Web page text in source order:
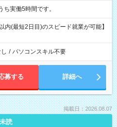
表記のうち実働5時間です。
内(最短2日目)のスピード就業が可能】
/ パソコンスキル不要
募する 詳細へ
掲載日：2026.08.07
未読